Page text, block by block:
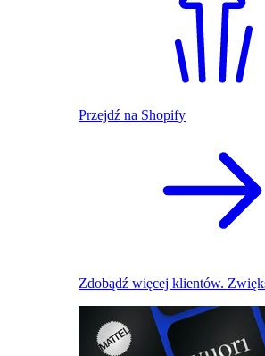
Przejdź na Shopify
Zdobądź więcej klientów.